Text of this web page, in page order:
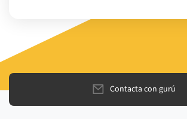
Contacta con gurú